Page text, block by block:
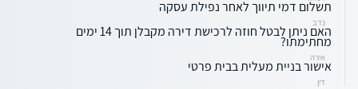
תשלום דמי תיווך לאחר נפילת עסקה
נדב
האם ניתן לבטל חוזה לרכישת דירה מקבלן תוך 14 ימים
מחתימתו?
אירה
אישור בניית מעלית בבית פרטי
דין